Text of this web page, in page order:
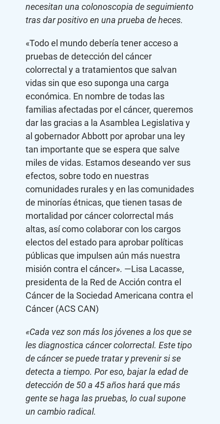
necesitan una colonoscopia de seguimiento
tras dar positivo en una prueba de heces.
«Todo el mundo debería tener acceso a
pruebas de detección del cáncer
colorrectal y a tratamientos que salvan
vidas sin que eso suponga una carga
económica. En nombre de todas las
familias afectadas por el cáncer, queremos
dar las gracias a la Asamblea Legislativa y
al gobernador Abbott por aprobar una ley
tan importante que se espera que salve
miles de vidas. Estamos deseando ver sus
efectos, sobre todo en nuestras
comunidades rurales y en las comunidades
de minorías étnicas, que tienen tasas de
mortalidad por cáncer colorrectal más
altas, así como colaborar con los cargos
electos del estado para aprobar políticas
públicas que impulsen aún más nuestra
misión contra el cáncer». —Lisa Lacasse,
presidenta de la Red de Acción contra el
Cáncer de la Sociedad Americana contra el
Cáncer (ACS CAN)
«Cada vez son más los jóvenes a los que se
les diagnostica cáncer colorrectal. Este tipo
de cáncer se puede tratar y prevenir si se
detecta a tiempo. Por eso, bajar la edad de
detección de 50 a 45 años hará que más
gente se haga las pruebas, lo cual supone
un cambio radical.